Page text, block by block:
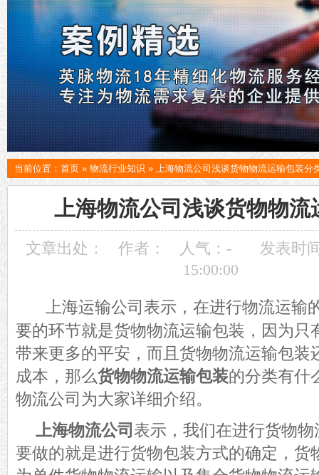
当前位置： 首页 » 物流行业知识 » 上海物流公司浅谈货物物流运输包装分
上海物流公司浅谈货物物流
文章出处： 作者： 人气： -
发表时
15:00:00
上海运输公司表示，在进行物流运输
要的环节就是货物物流运输包装，因为只
带来更多的平安，而且货物物流运输包装
成本，那么货物物流运输包装的分类有什
物流公司为大家详细介绍。
上海物流公司表示，我们在进行货物
要做的就是进行货物包装方式的确定，货